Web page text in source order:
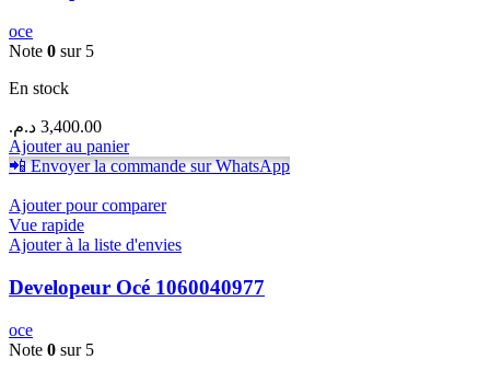
oce
Note 0 sur 5
En stock
3,400.00 د.م.
Ajouter au panier
📲 Envoyer la commande sur WhatsApp
Ajouter pour comparer
Vue rapide
Ajouter à la liste d'envies
Developeur Océ 1060040977
oce
Note 0 sur 5